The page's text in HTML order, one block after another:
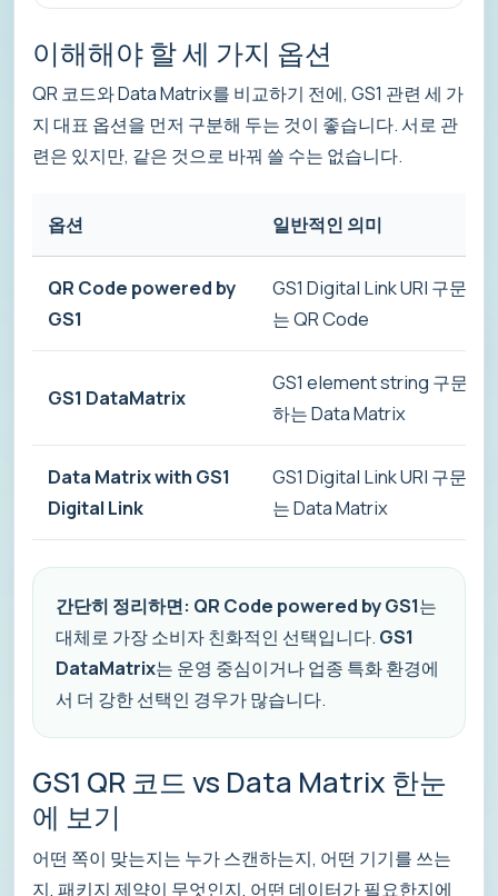
이해해야 할 세 가지 옵션
QR 코드와 Data Matrix를 비교하기 전에, GS1 관련 세 가
지 대표 옵션을 먼저 구분해 두는 것이 좋습니다. 서로 관
련은 있지만, 같은 것으로 바꿔 쓸 수는 없습니다.
옵션 일반적인 의미
QR Code powered by
GS1
GS1 Digital Link URI 구문을
는 QR Code
GS1 DataMatrix
GS1 element string 구문을
하는 Data Matrix
Data Matrix with GS1
Digital Link
GS1 Digital Link URI 구문을
는 Data Matrix
간단히 정리하면: QR Code powered by GS1는
대체로 가장 소비자 친화적인 선택입니다. GS1
DataMatrix는 운영 중심이거나 업종 특화 환경에
서 더 강한 선택인 경우가 많습니다.
GS1 QR 코드 vs Data Matrix 한눈
에 보기
어떤 쪽이 맞는지는 누가 스캔하는지, 어떤 기기를 쓰는
지, 패키지 제약이 무엇인지, 어떤 데이터가 필요한지에